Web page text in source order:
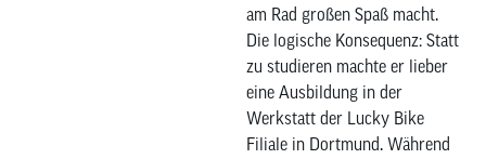
am Rad großen Spaß macht.
Die logische Konsequenz: Statt
zu studieren machte er lieber
eine Ausbildung in der
Werkstatt der Lucky Bike
Filiale in Dortmund. Während